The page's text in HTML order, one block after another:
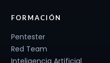
FORMACIÓN
Pentester
Red Team
Inteligencia Artificial